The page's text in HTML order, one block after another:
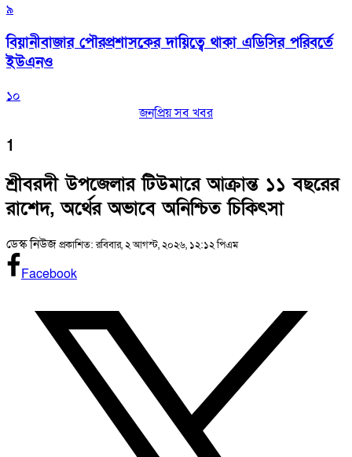
৯
বিয়ানীবাজার পৌরপ্রশাসকের দায়িত্বে থাকা এডিসির পরিবর্তে
ইউএনও
১০
জনপ্রিয় সব খবর
1
শ্রীবরদী উপজেলার টিউমারে আক্রান্ত ১১ বছরের
রাশেদ, অর্থের অভাবে অনিশ্চিত চিকিৎসা
ডেস্ক নিউজপ্রকাশিত: রবিবার, ২ আগস্ট, ২০২৬, ১২:১২ পিএম
Facebook